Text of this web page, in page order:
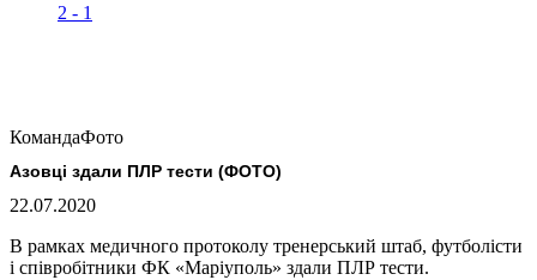
2 - 1
КомандаФото
Азовці здали ПЛР тести (ФОТО)
22.07.2020
В рамках медичного протоколу тренерський штаб, футболісти
і співробітники ФК «Маріуполь» здали ПЛР тести.